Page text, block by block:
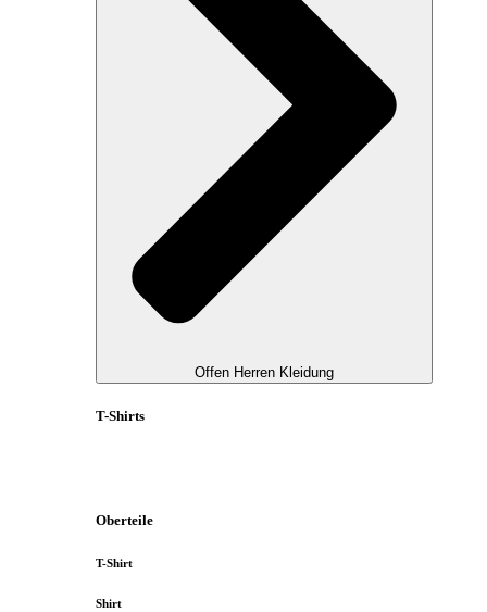
Offen Herren Kleidung
T-Shirts
Oberteile
T-Shirt
Shirt